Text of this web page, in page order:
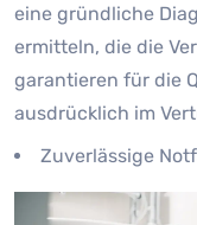
eine gründliche
ermitteln, die die
garantieren für die
ausdrücklich im
Zuverlässige